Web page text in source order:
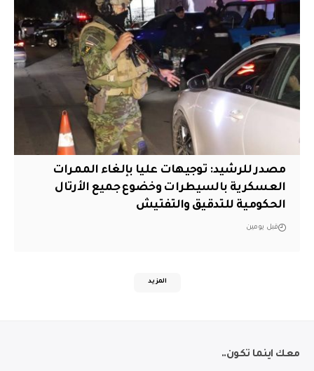
مصدر للرشيد: توجيهات عليا بإلغاء الممرات
العسكرية بالسيطرات وخضوع جميع الأرتال
الحكومية للتدقيق والتفتيش
قبل يومين
المزيد
معك اينما تكون..